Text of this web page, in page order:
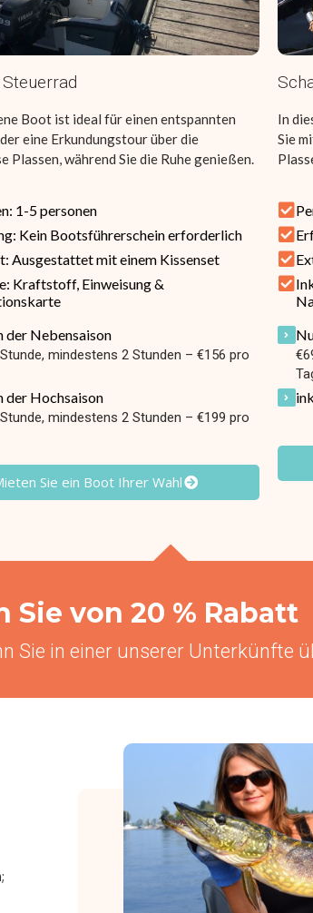
Boot ist ideal für einen entspannten
eine Erkundungstour über die
Plassen, während Sie die Ruhe genießen.
1-5 personen
Kein Bootsführerschein erforderlich
Ausgestattet mit einem Kissenset
Kraftstoff, Einweisung &
der Nebensaison
mindestens 2 Stunden – €156 pro
der Hochsaison
mindestens 2 Stunden – €199 pro
Sie ein Boot Ihrer Wahl
In
Sie
Sie von 20 % Rabatt
Sie in einer unserer Unterkünfte